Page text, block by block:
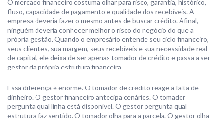
O mercado financeiro costuma olhar para risco, garantia, histórico,
fluxo, capacidade de pagamento e qualidade dos recebíveis. A
empresa deveria fazer o mesmo antes de buscar crédito. Afinal,
ninguém deveria conhecer melhor o risco do negócio do que a
própria gestão. Quando o empresário entende seu ciclo financeiro,
seus clientes, sua margem, seus recebíveis e sua necessidade real
de capital, ele deixa de ser apenas tomador de crédito e passa a ser
gestor da própria estrutura financeira.
Essa diferença é enorme. O tomador de crédito reage à falta de
dinheiro. O gestor financeiro antecipa cenários. O tomador
pergunta qual linha está disponível. O gestor pergunta qual
estrutura faz sentido. O tomador olha para a parcela. O gestor olha